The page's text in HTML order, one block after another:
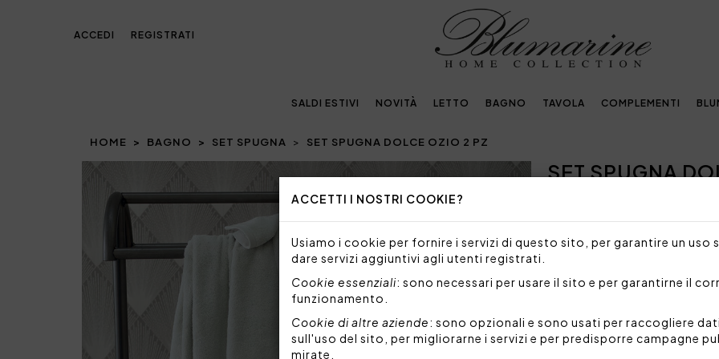
ACCETTI I NOSTRI COOKIE?
Usiamo i cookie per fornire i servizi di questo sito, per garantire un uso
dare servizi aggiuntivi agli utenti registrati.
Cookie essenziali: sono necessari per usare il sito e per garantirne il
funzionamento.
Cookie di altre aziende: sono opzionali e sono usati per raccogliere
sull'uso del sito, per migliorarne i servizi e per predisporre campagne
mirate.
ACCEDI REGISTRATI
SALDI ESTIVI NOVITÀ LETTO BAGNO TAVOLA COMPLEMENTI
HOME BAGNO SET SPUGNA SET SPUGNA DOLCE OZIO 2 PZ
Prev NextSET SPUGNA
Coppia 1+1 di asciugamani
Blumarine in jacquard tinto
Set 2 pezzi composto da:
Tessuto: 100% cotone